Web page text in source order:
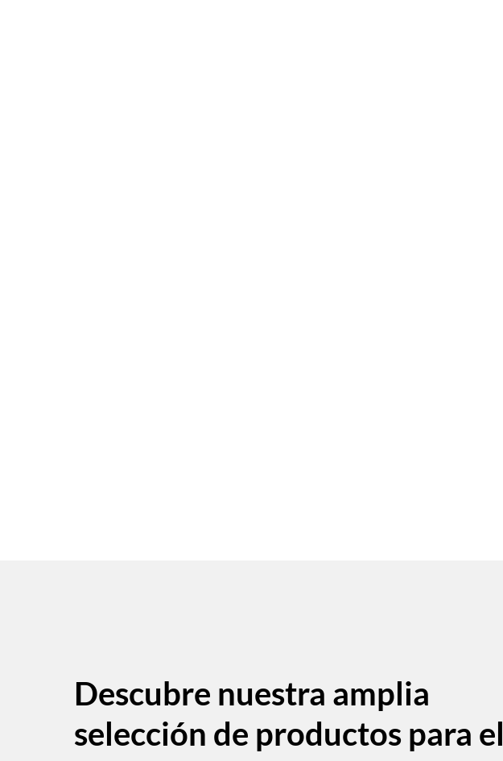
Descubre nuestra amplia
selección de productos para el